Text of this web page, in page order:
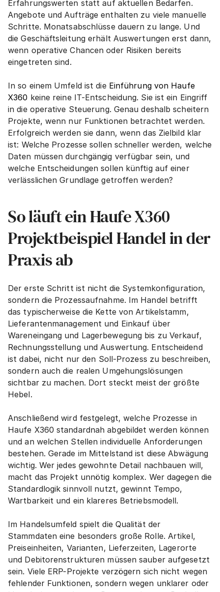
Erfahrungswerten statt auf aktuellen Bedarfen.
Angebote und Aufträge enthalten zu viele manuelle
Schritte. Monatsabschlüsse dauern zu lange. Und
die Geschäftsleitung erhält Auswertungen erst dann,
wenn operative Chancen oder Risiken bereits
eingetreten sind.
In so einem Umfeld ist die Einführung von Haufe
X360 keine reine IT-Entscheidung. Sie ist ein Eingriff
in die operative Steuerung. Genau deshalb scheitern
Projekte, wenn nur Funktionen betrachtet werden.
Erfolgreich werden sie dann, wenn das Zielbild klar
ist: Welche Prozesse sollen schneller werden, welche
Daten müssen durchgängig verfügbar sein, und
welche Entscheidungen sollen künftig auf einer
verlässlichen Grundlage getroffen werden?
So läuft ein Haufe X360
Projektbeispiel Handel in der
Praxis ab
Der erste Schritt ist nicht die Systemkonfiguration,
sondern die Prozessaufnahme. Im Handel betrifft
das typischerweise die Kette von Artikelstamm,
Lieferantenmanagement und Einkauf über
Wareneingang und Lagerbewegung bis zu Verkauf,
Rechnungsstellung und Auswertung. Entscheidend
ist dabei, nicht nur den Soll-Prozess zu beschreiben,
sondern auch die realen Umgehungslösungen
sichtbar zu machen. Dort steckt meist der größte
Hebel.
Anschließend wird festgelegt, welche Prozesse in
Haufe X360 standardnah abgebildet werden können
und an welchen Stellen individuelle Anforderungen
bestehen. Gerade im Mittelstand ist diese Abwägung
wichtig. Wer jedes gewohnte Detail nachbauen will,
macht das Projekt unnötig komplex. Wer dagegen die
Standardlogik sinnvoll nutzt, gewinnt Tempo,
Wartbarkeit und ein klareres Betriebsmodell.
Im Handelsumfeld spielt die Qualität der
Stammdaten eine besonders große Rolle. Artikel,
Preiseinheiten, Varianten, Lieferzeiten, Lagerorte
und Debitorenstrukturen müssen sauber aufgesetzt
sein. Viele ERP-Projekte verzögern sich nicht wegen
fehlender Funktionen, sondern wegen unklarer oder